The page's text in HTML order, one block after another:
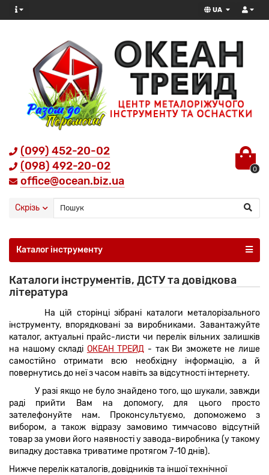
UA
(099) 452-20-02
(098) 492-20-02
office@ocean.biz.ua
0
Скрізь
Каталог інструменту
Каталоги інструментів, ДСТУ та довідкова
література
На цій сторінці зібрані каталоги металорізального
інструменту, впорядковані за виробниками. Завантажуйте
каталог, актуальні прайс-листи чи перелік вільних залишків
на нашому складі ОКЕАН ТРЕЙД - так Ви зможете не лише
самостійно отримати всю необхідну інформацію, а й
повернутись до неї з часом навіть за відсутності інтернету.
У разі якщо не було знайдено того, що шукали, завжди
раді прийти Вам на допомогу, для цього просто
зателефонуйте нам. Проконсультуємо, допоможемо з
вибором, а також відразу замовимо тимчасово відсутній
товар за умови його наявності у завода-виробника (у такому
випадку доставка триватиме протягом 7-10 днів).
Нижче перелік каталогів, довідників та іншої технічної